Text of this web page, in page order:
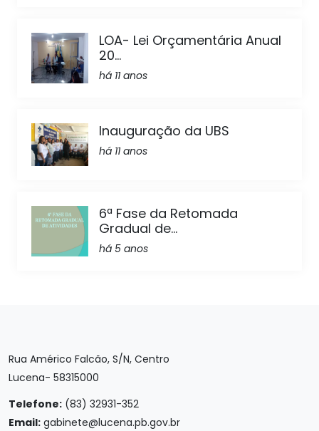
LOA- Lei Orçamentária Anual
20...
há 11 anos
Inauguração da UBS
há 11 anos
6ª Fase da Retomada
Gradual de...
há 5 anos
Rua Américo Falcão, S/N, Centro
Lucena- 58315000
Telefone: (83) 32931-352
Email: gabinete@lucena.pb.gov.br